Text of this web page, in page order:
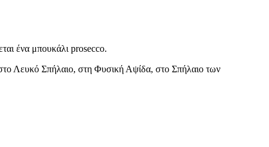
ένα μπουκάλι prosecco.
Λευκό Σπήλαιο, στη Φυσική Αψίδα, στο Σπήλαιο των